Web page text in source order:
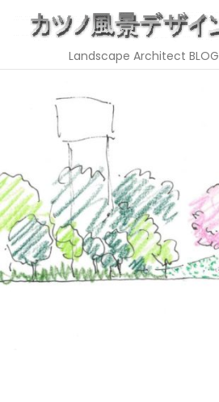
Landscape Architect BLOG